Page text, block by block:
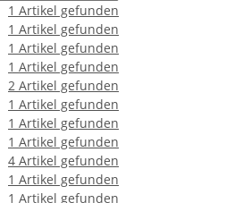
1 Artikel gefunden
1 Artikel gefunden
1 Artikel gefunden
1 Artikel gefunden
2 Artikel gefunden
1 Artikel gefunden
1 Artikel gefunden
1 Artikel gefunden
4 Artikel gefunden
1 Artikel gefunden
1 Artikel gefunden